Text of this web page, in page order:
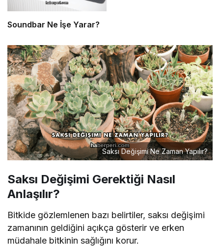
Soundbar Ne İşe Yarar?
Saksı Değişimi Ne Zaman Yapılır?
Saksı Değişimi Gerektiği Nasıl
Anlaşılır?
Bitkide gözlemlenen bazı belirtiler, saksı değişimi
zamanının geldiğini açıkça gösterir ve erken
müdahale bitkinin sağlığını korur.